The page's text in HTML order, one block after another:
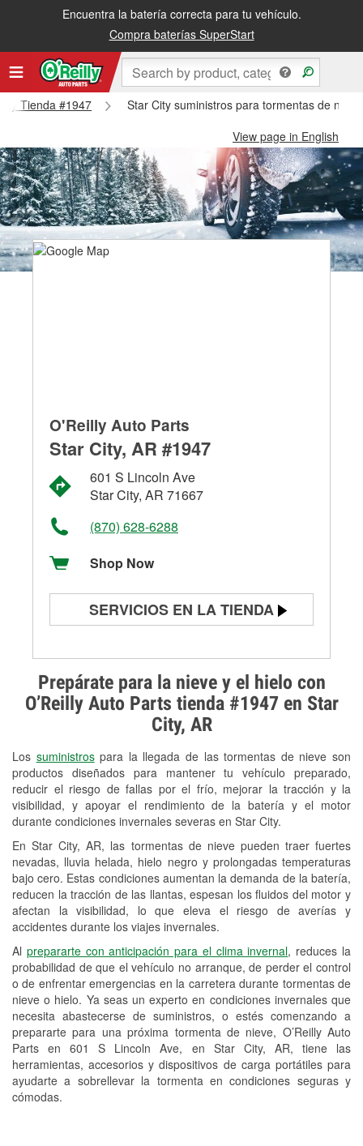
Encuentra la batería correcta para tu vehículo.
Compra baterías SuperStart
Tienda #1947
Star City suministros para tormentas de
View page in English
Prepárate para la nieve y el hielo con
O’Reilly Auto Parts tienda #1947 en Star
City, AR
Los suministrospara la llegada de las tormentas de nieve son
productos diseñados para mantener tu vehículo preparado,
reducir el riesgo de fallas por el frío, mejorar la tracción y la
visibilidad, y apoyar el rendimiento de la batería y el motor
durante condiciones invernales severas en Star City.
En Star City, AR, las tormentas de nieve pueden traer fuertes
nevadas, lluvia helada, hielo negro y prolongadas temperaturas
bajo cero. Estas condiciones aumentan la demanda de la batería,
reducen la tracción de las llantas, espesan los fluidos del motor y
afectan la visibilidad, lo que eleva el riesgo de averías y
accidentes durante los viajes invernales.
Al prepararte con anticipación para el clima invernal, reduces la
probabilidad de que el vehículo no arranque, de perder el control
o de enfrentar emergencias en la carretera durante tormentas de
nieve o hielo. Ya seas un experto en condiciones invernales que
necesita abastecerse de suministros, o estés comenzando a
prepararte para una próxima tormenta de nieve, O’Reilly Auto
Parts en 601 S Lincoln Ave, en Star City, AR, tiene las
herramientas, accesorios y dispositivos de carga portátiles para
ayudarte a sobrellevar la tormenta en condiciones seguras y
cómodas.
O'Reilly Auto Parts
Star City, AR #1947
601 S Lincoln Ave
Star City, AR 71667
(870) 628-6288
Shop Now
SERVICIOS EN LA TIENDA
Prueba de alternadores y
arrancadores
Revisión de la luz "Check Engine"
Reciclaje de baterías y aceite
Instalación de bombillas de faros
Instalación de limpiaparabrisas
Programa de Préstamo de
Herramientas
Rectificación de tambores y discos de
freno
Mangueras hidráulicas a la medida
Snowstorm Supplies
Tornado Supplies
Conoce más